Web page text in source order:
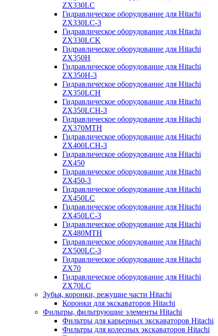
ZX330LC
Гидравлическое оборудование для Hitachi
ZX330LC-3
Гидравлическое оборудование для Hitachi
ZX330LCK
Гидравлическое оборудование для Hitachi
ZX350H
Гидравлическое оборудование для Hitachi
ZX350H-3
Гидравлическое оборудование для Hitachi
ZX350LCH
Гидравлическое оборудование для Hitachi
ZX350LCH-3
Гидравлическое оборудование для Hitachi
ZX370MTH
Гидравлическое оборудование для Hitachi
ZX400LCH-3
Гидравлическое оборудование для Hitachi
ZX450
Гидравлическое оборудование для Hitachi
ZX450-3
Гидравлическое оборудование для Hitachi
ZX450LC
Гидравлическое оборудование для Hitachi
ZX450LC-3
Гидравлическое оборудование для Hitachi
ZX480MTH
Гидравлическое оборудование для Hitachi
ZX500LC-3
Гидравлическое оборудование для Hitachi
ZX70
Гидравлическое оборудование для Hitachi
ZX70LC
Зубья, коронки, режущие части Hitachi
Коронки для экскаваторов Hitachi
Фильтры, фильтрующие элементы Hitachi
Фильтры для карьерных экскаваторов Hitachi
Фильтры для колесных экскаваторов Hitachi